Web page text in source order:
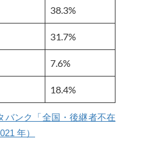
38.3%
31.7%
7.6%
18.4%
バンク「全国・後継者不在
年）